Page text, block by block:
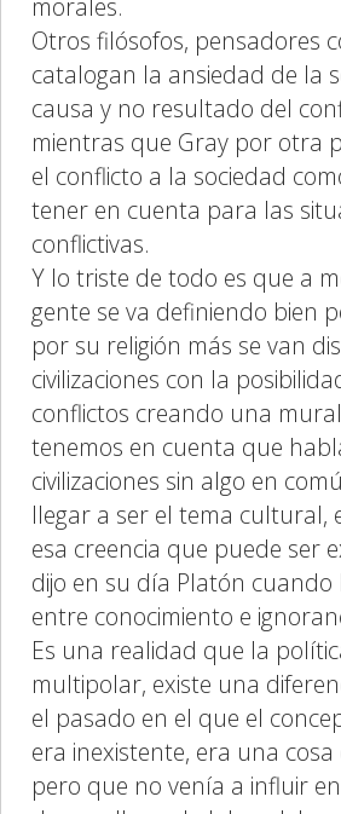
morales.
Otros filósofos, pensadores
catalogan la ansiedad de la
causa y no resultado del
mientras que Gray por otra
el conflicto a la sociedad
tener en cuenta para las
conflictivas.
Y lo triste de todo es que a
gente se va definiendo bien
por su religión más se van
civilizaciones con la
conflictos creando una
tenemos en cuenta que
civilizaciones sin algo en
llegar a ser el tema cultural,
esa creencia que puede ser
dijo en su día Platón cuando
entre conocimiento e
Es una realidad que la
multipolar, existe una
el pasado en el que el
era inexistente, era una
pero que no venía a influir